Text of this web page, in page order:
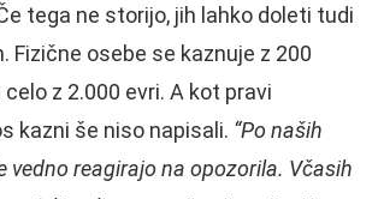
tega ne storijo, jih lahko doleti tudi
Fizične osebe se kaznuje z 200
celo z 2.000 evri. A kot pravi
kazni še niso napisali. “Po naših
vedno reagirajo na opozorila. Včasih